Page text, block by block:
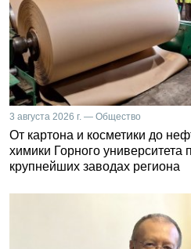
3 августа 2026 г. — Общество
От картона и косметики до
химики Горного университета
крупнейших заводах региона